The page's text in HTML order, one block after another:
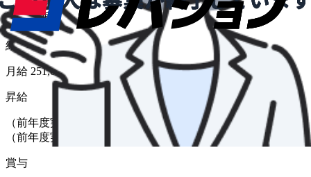
給与形態
月給
給与
月給 251,000円〜300,000円
昇給
（前年度実績 あり） 金額 1月あたり 2,000 円 〜 5,000 円
（前年度実績）
賞与